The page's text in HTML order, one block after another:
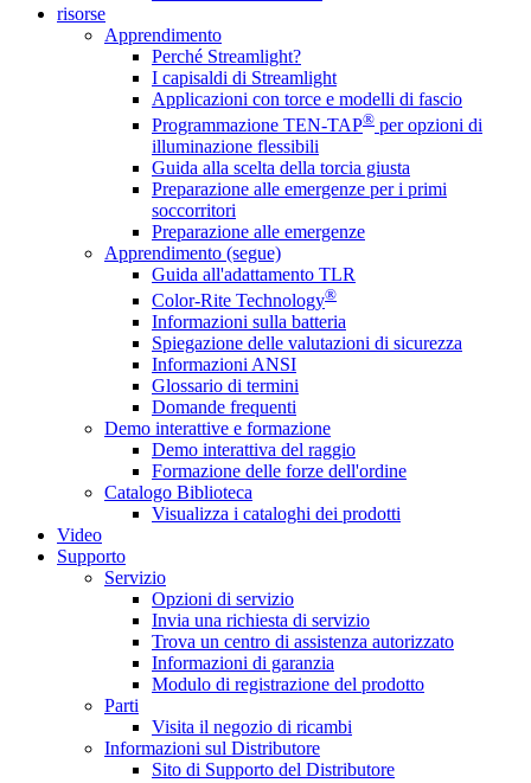
risorse
Apprendimento
Perché Streamlight?
I capisaldi di Streamlight
Applicazioni con torce e modelli di fascio
Programmazione TEN-TAP® per opzioni di
illuminazione flessibili
Guida alla scelta della torcia giusta
Preparazione alle emergenze per i primi
soccorritori
Preparazione alle emergenze
Apprendimento (segue)
Guida all'adattamento TLR
Color-Rite Technology®
Informazioni sulla batteria
Spiegazione delle valutazioni di sicurezza
Informazioni ANSI
Glossario di termini
Domande frequenti
Demo interattive e formazione
Demo interattiva del raggio
Formazione delle forze dell'ordine
Catalogo Biblioteca
Visualizza i cataloghi dei prodotti
Video
Supporto
Servizio
Opzioni di servizio
Invia una richiesta di servizio
Trova un centro di assistenza autorizzato
Informazioni di garanzia
Modulo di registrazione del prodotto
Parti
Visita il negozio di ricambi
Informazioni sul Distributore
Sito di Supporto del Distributore